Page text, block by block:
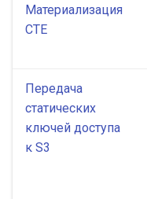
Материализация
СTE
Передача
статических
ключей доступа
к S3